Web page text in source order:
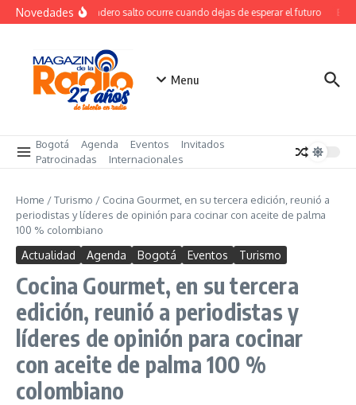
Saltar al contenido
NovedadesEl verdadero salto ocurre cuando dejas de esperar el futuro El
Menu
Bogotá Agenda Eventos
Invitados
Patrocinadas
Internacionales
Home /Turismo / Cocina Gourmet, en su tercera edición, reunió a
periodistas y líderes de opinión para cocinar con aceite de palma
100 % colombiano
Actualidad Agenda Bogotá Eventos Turismo
Cocina Gourmet, en su tercera
edición, reunió a periodistas y
líderes de opinión para cocinar
con aceite de palma 100 %
colombiano